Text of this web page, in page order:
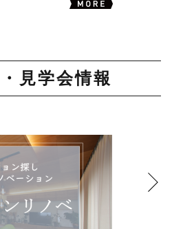
見学会情報